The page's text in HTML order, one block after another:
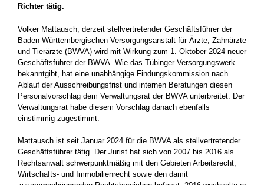
Richter tätig.
Volker Mattausch, derzeit stellvertretender Geschäftsführer der
Baden-Württembergischen Versorgungsanstalt für Ärzte, Zahnärzte
und Tierärzte (BWVA) wird mit Wirkung zum 1. Oktober 2024 neuer
Geschäftsführer der BWVA. Wie das Tübinger Versorgungswerk
bekanntgibt, hat eine unabhängige Findungskommission nach
Ablauf der Ausschreibungsfrist und internen Beratungen diesen
Personalvorschlag dem Verwaltungsrat der BWVA unterbreitet. Der
Verwaltungsrat habe diesem Vorschlag danach ebenfalls
einstimmig zugestimmt.
Mattausch ist seit Januar 2024 für die BWVA als stellvertretender
Geschäftsführer tätig. Der Jurist hat sich von 2007 bis 2016 als
Rechtsanwalt schwerpunktmäßig mit den Gebieten Arbeitsrecht,
Wirtschafts- und Immobilienrecht sowie den damit